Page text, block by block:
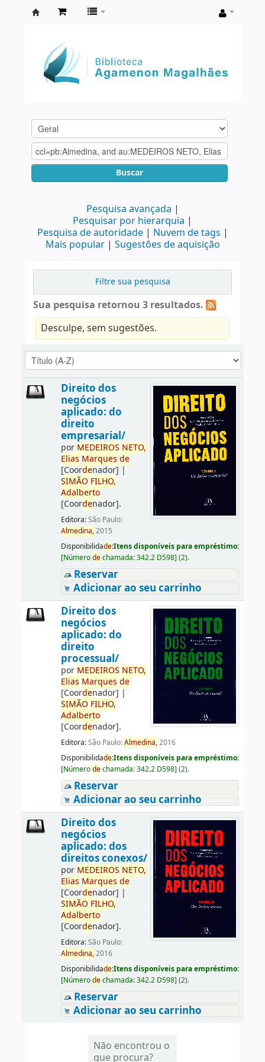
Agamenon
Magalhães
Buscar
Pesquisa avançada
Pesquisar por hierarquia
Pesquisa de autoridade
Nuvem de tags
Mais popular
Sugestões de aquisição
Filtre sua pesquisa
Sua pesquisa retornou 3 resultados.
Desculpe, sem sugestões.
Direito dos
negócios
aplicado: do
direito
empresarial/
por MEDEIROS NETO,
Elias Marques de
[Coordenador] |
SIMÃO FILHO,
Adalberto
[Coordenador].
Editora:São Paulo:
Almedina,2015
Disponibilidade:Itens disponíveis para empréstimo:
[Númerodechamada:342.2 D598] (2).
Reservar
Adicionar ao seu carrinho
Direito dos
negócios
aplicado: do
direito
processual/
por MEDEIROS NETO,
Elias Marques de
[Coordenador] |
SIMÃO FILHO,
Adalberto
[Coordenador].
Editora:São Paulo:Almedina,2016
Disponibilidade:Itens disponíveis para empréstimo:
[Númerodechamada:342.2 D598] (2).
Reservar
Adicionar ao seu carrinho
Direito dos
negócios
aplicado: dos
direitos conexos/
por MEDEIROS NETO,
Elias Marques de
[Coordenador] |
SIMÃO FILHO,
Adalberto
[Coordenador].
Editora:São Paulo:
Almedina,2016
Disponibilidade:Itens disponíveis para empréstimo:
[Númerodechamada:342.2 D598] (2).
Reservar
Adicionar ao seu carrinho
Não encontrou o
que procura?